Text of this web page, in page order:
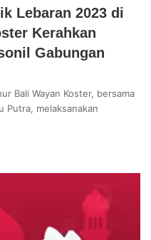
Lebaran 2023 di
Kerahkan
Gabungan
Bali Wayan Koster, bersama
Putra, melaksanakan